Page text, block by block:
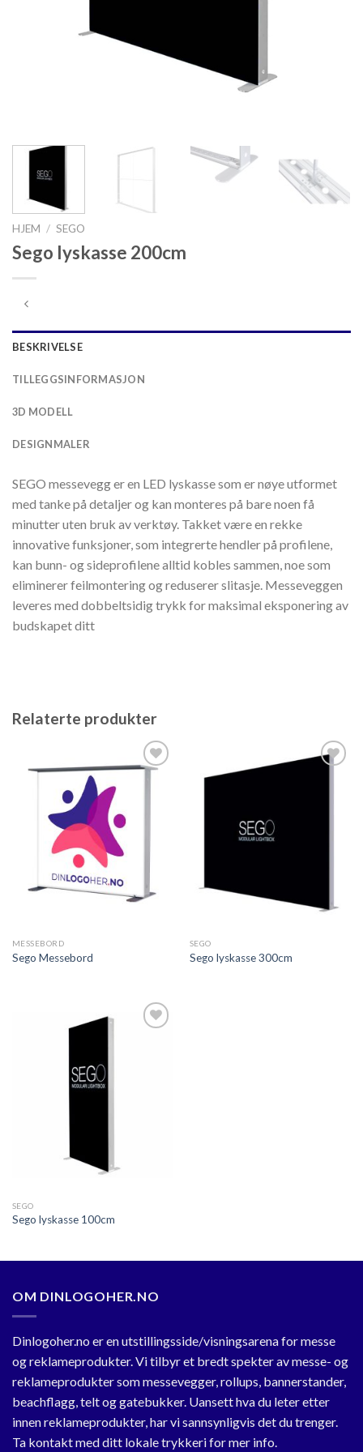
HJEM / SEGO
Sego lyskasse 200cm
BESKRIVELSE
TILLEGGSINFORMASJON
3D MODELL
DESIGNMALER
SEGO messevegg er en LED lyskasse som er nøye utformet
med tanke på detaljer og kan monteres på bare noen få
minutter uten bruk av verktøy. Takket være en rekke
innovative funksjoner, som integrerte hendler på profilene,
kan bunn- og sideprofilene alltid kobles sammen, noe som
eliminerer feilmontering og reduserer slitasje. Messeveggen
leveres med dobbeltsidig trykk for maksimal eksponering av
budskapet ditt
Relaterte produkter
ønskeliste
MESSEBORD
Sego Messebord
SEGO
Sego lyskasse 300cm
SEGO
Sego lyskasse 100cm
OM DINLOGOHER.NO
Dinlogoher.no er en utstillingsside/visningsarena for messe
og reklameprodukter. Vi tilbyr et bredt spekter av messe- og
reklameprodukter som messevegger, rollups, bannerstander,
beachflagg, telt og gatebukker. Uansett hva du leter etter
innen reklameprodukter, har vi sannsynligvis det du trenger.
Ta kontakt med ditt lokale trykkeri for mer info.